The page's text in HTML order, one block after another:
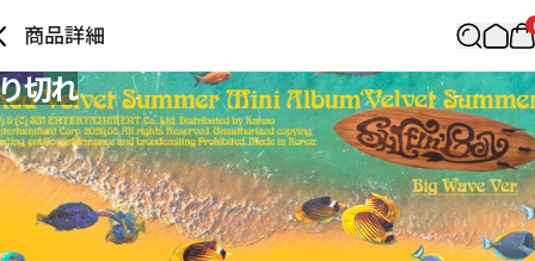
商品詳細
切れ